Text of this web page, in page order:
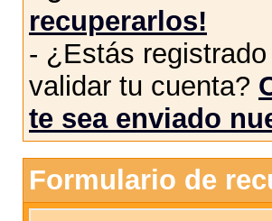
recuperarlos!
- ¿Estás
validar tu cuenta?
te sea enviado
Formulario de